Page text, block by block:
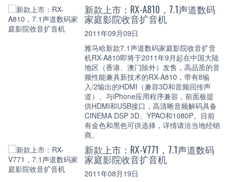
新款上市：RX-A810，7.1声道数码
家庭影院收音扩音机
2011年09月09日
雅马哈新款7.1声道数码家庭影院收音扩音
机RX-A810即将于2011年9月起在中国大陆
地区（香港、澳门除外）发售，高品质的音
频性能兼具新技术的RX-A810，带有8输
入/2输出的HDMI（兼容3D和音频回传声
道）、与iPhone应用程序兼容，前面板提
供HDMI和USB接口，高清晰音频解码具备
CINEMA DSP 3D、YPAO和1080P。目前
有金色和黑色可供选择，详情请洽当地经销
商。
新款上市：RX-V771，7.1声道数码
家庭影院收音扩音机
2011年08月19日